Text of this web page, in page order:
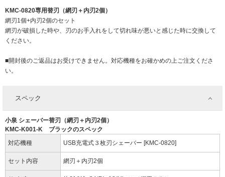
KMC-0820専用替刃（網刃＋内刃2個）
網刃1個+内刃2個のセット
網刃が破損した時や、刃のお手入れをして切れ味が悪いと感じた時に交換して
ください。
■開封後のご返品はお受けできません。対応機種をお確かめの上ご注文くださ
い。
スペック
小泉 シェーバー替刃（網刃＋内刃2個）
KMC-K001-K ブラックのスペック
対応機種
USB充電式３枚刃シェーバー [KMC-0820]
セット内容 網刃＋内刃2個